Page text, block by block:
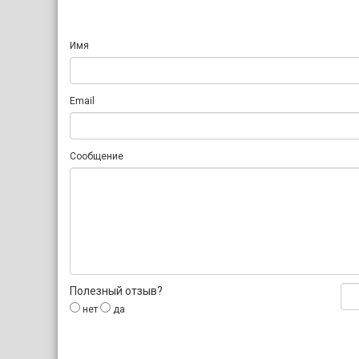
Имя
Email
Сообщение
Полезный отзыв?
нет да